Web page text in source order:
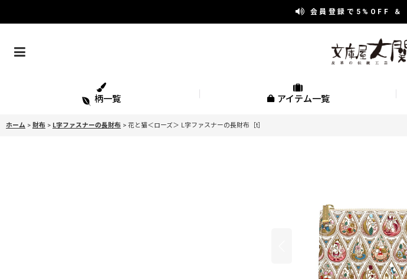
会員登録で 5%OFF ＆
柄一覧 アイテム一覧
ホーム > 財布 > L字ファスナーの長財布 > 花と猫＜ローズ＞ L字ファスナーの長財布［t］